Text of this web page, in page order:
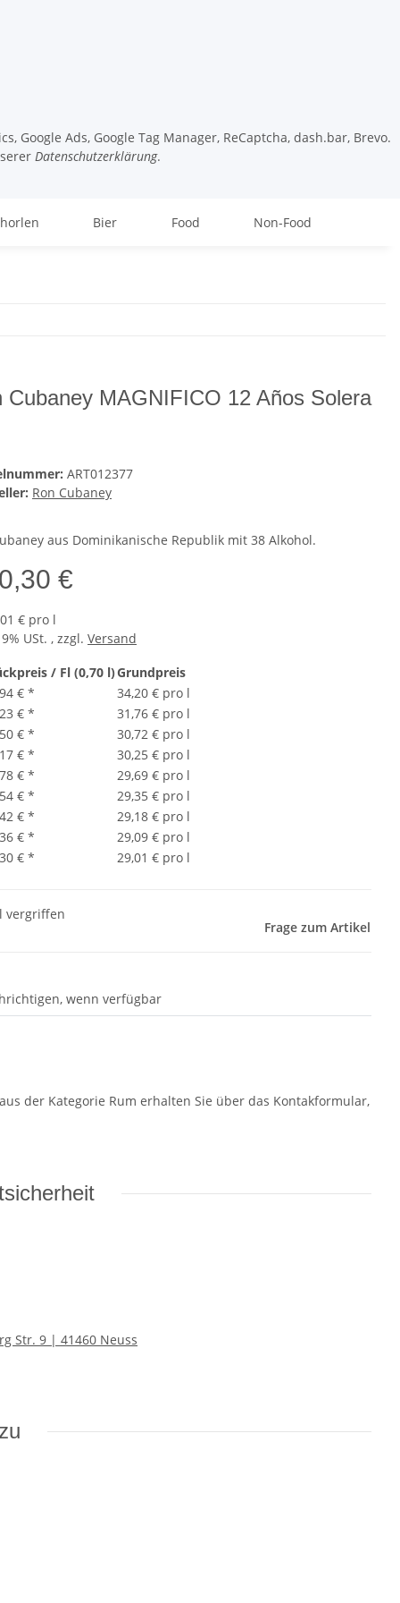
Google Ads, Google Tag Manager, ReCaptcha, dash.bar, Brevo.
Datenschutzerklärung.
Bier Food Non-Food
Cubaney MAGNIFICO 12 Años Solera
ART012377
Ron Cubaney
aus Dominikanische Republik mit 38 Alkohol.
€
€ pro l
USt. , zzgl. Versand
/ Fl (0,70 l)Grundpreis
€ *
34,20 € pro l
€ *
31,76 € pro l
€ *
30,72 € pro l
€ *
30,25 € pro l
€ *
29,69 € pro l
€ *
29,35 € pro l
€ *
29,18 € pro l
€ *
29,09 € pro l
€ * 29,01 € pro l
vergriffen
Frage zum Artikel
wenn verfügbar
der Kategorie Rum erhalten Sie über das Kontakformular,
Str. 9 | 41460 Neuss